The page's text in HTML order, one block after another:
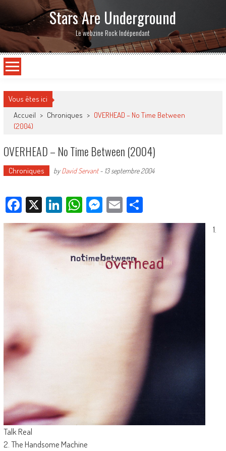
Stars Are Underground
Le webzine Rock Indépendant
Vous êtes ici
Accueil > Chroniques > OVERHEAD – No Time Between
(2004)
OVERHEAD – No Time Between (2004)
Chroniques byDavid Servant- 13 septembre 2004
Facebook
X LinkedIn
WhatsApp
Messenger
EmailPartager
1.
Talk Real
2. The Handsome Machine